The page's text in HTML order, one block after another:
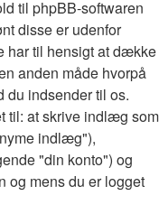
til phpBB-softwaren
disse er udenfor
har til hensigt at dække
anden måde hvorpå
du indsender til os.
til: at skrive indlæg som
indlæg"),
"din konto") og
og mens du er logget